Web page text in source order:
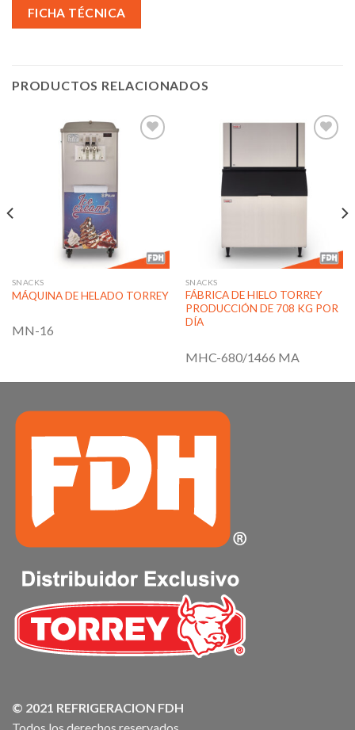
FICHA TÉCNICA
PRODUCTOS RELACIONADOS
SNACKS
MÁQUINA DE HELADO TORREY
MN-16
Añadir
SNACKS
FÁBRICA DE HIELO TORREY
PRODUCCIÓN DE 708 KG POR
DÍA
MHC-680/1466 MA
© 2021 REFRIGERACION FDH